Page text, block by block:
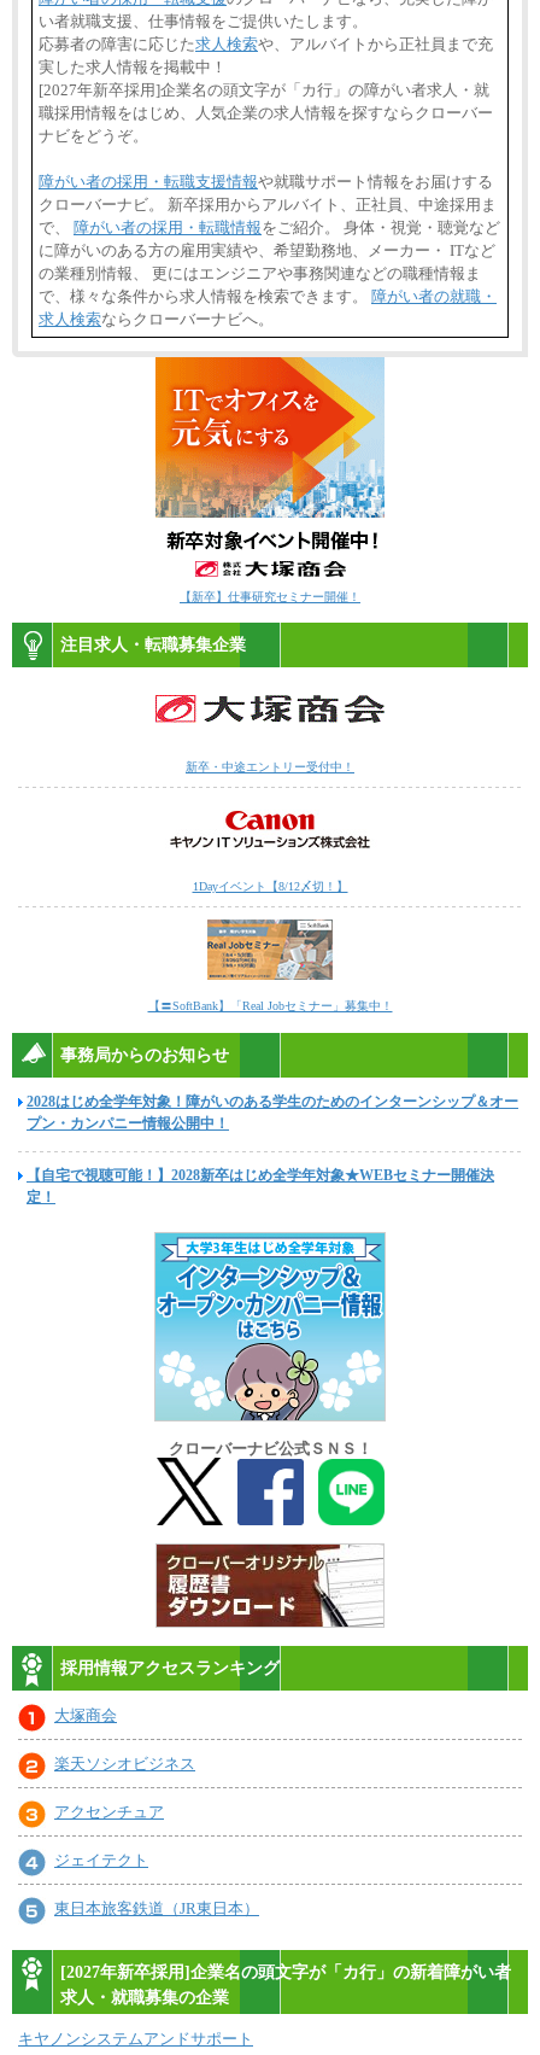
い者就職支援、仕事情報をご提供いたします。
応募者の障害に応じた求人検索や、アルバイトから正社員まで充
実した求人情報を掲載中！
[2027年新卒採用]企業名の頭文字が「カ行」の障がい者求人・就
職採用情報をはじめ、人気企業の求人情報を探すならクローバー
ナビをどうぞ。
障がい者の採用・転職支援情報や就職サポート情報をお届けする
クローバーナビ。 新卒採用からアルバイト、正社員、中途採用ま
で、 障がい者の採用・転職情報をご紹介。 身体・視覚・聴覚など
に障がいのある方の雇用実績や、希望勤務地、メーカー・ ITなど
の業種別情報、 更にはエンジニアや事務関連などの職種情報ま
で、様々な条件から求人情報を検索できます。 障がい者の就職・
求人検索ならクローバーナビへ。
【新卒】仕事研究セミナー開催！
注目求人・転職募集企業
新卒・中途エントリー受付中！
1Dayイベント【8/12〆切！】
【〓SoftBank】「Real Jobセミナー」募集中！
事務局からのお知らせ
2028はじめ全学年対象！障がいのある学生のためのインターンシップ＆オー
プン・カンパニー情報公開中！
【自宅で視聴可能！】2028新卒はじめ全学年対象★WEBセミナー開催決
定！
クローバーナビ公式ＳＮＳ！
採用情報アクセスランキング
大塚商会
楽天ソシオビジネス
アクセンチュア
ジェイテクト
東日本旅客鉄道（JR東日本）
[2027年新卒採用]企業名の頭文字が「カ行」の新着障がい者
求人・就職募集の企業
キヤノンシステムアンドサポート